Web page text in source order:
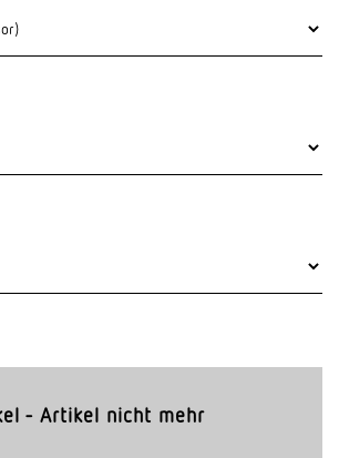
- Artikel nicht mehr